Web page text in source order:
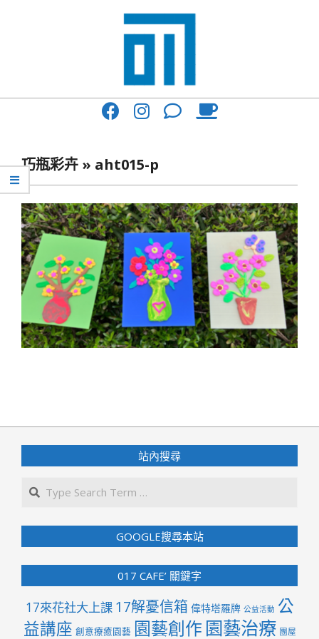
017
與
你
一
起
咖
啡
館
巧瓶彩卉 » aht015-p
08-
08
站內搜尋
GOOGLE搜尋本站
017 CAFE’ 關鍵字
17來花社大上課 17解憂信箱 偉特塔羅牌 公益活動 公
益講座 創意療癒園藝 園藝創作 園藝治療 團屋